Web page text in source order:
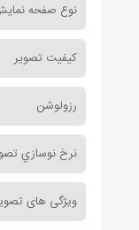
نوع صفحه
کيفيت تصوير
رزولوشن
نرخ نوسازي
ویژگی های